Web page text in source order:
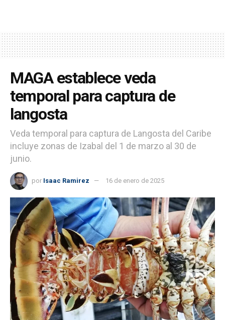
MAGA establece veda
temporal para captura de
langosta
Veda temporal para captura de Langosta del Caribe
incluye zonas de Izabal del 1 de marzo al 30 de
junio.
por Isaac Ramirez 16 de enero de 2025